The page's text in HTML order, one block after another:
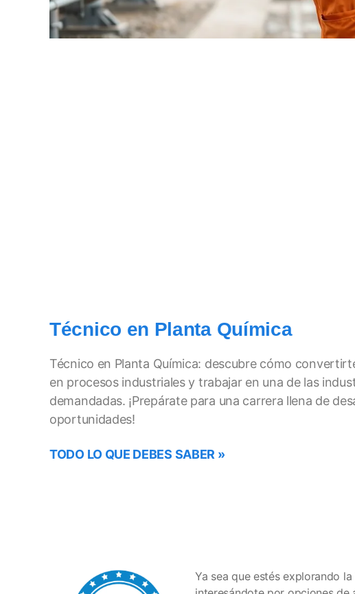
Técnico en Planta Química
Técnico en Planta Química: descubre cómo
en procesos industriales y trabajar en una de las
demandadas. ¡Prepárate para una carrera llena de
oportunidades!
TODO LO QUE DEBES SABER »
Ya sea que estés explorando